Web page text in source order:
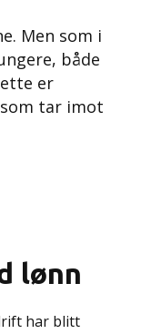
Men som i
både
er
tar imot
lønn
har blitt